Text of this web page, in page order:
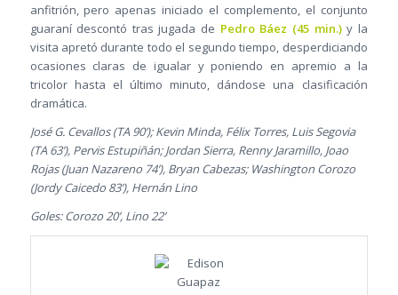
anfitrión, pero apenas iniciado el complemento, el conjunto
guaraní descontó tras jugada de Pedro Báez (45 min.)y la
visita apretó durante todo el segundo tiempo, desperdiciando
ocasiones claras de igualar y poniendo en apremio a la
tricolor hasta el último minuto, dándose una clasificación
dramática.
José G. Cevallos (TA 90’); Kevin Minda, Félix Torres, Luis Segovia
(TA 63’), Pervis Estupiñán; Jordan Sierra, Renny Jaramillo, Joao
Rojas (Juan Nazareno 74’), Bryan Cabezas; Washington Corozo
(Jordy Caicedo 83’), Hernán Lino
Goles: Corozo 20’, Lino 22’